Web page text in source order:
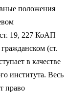
положения
ст. 19, 227 КоАП
(ст.
в качестве
института. Весь
право